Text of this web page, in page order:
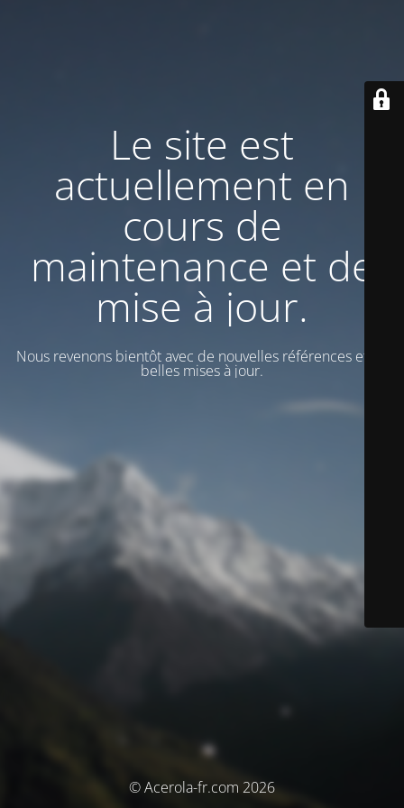
Le site est
actuellement en
cours de
maintenance et de
mise à jour.
Nous revenons bientôt avec de nouvelles références et de
belles mises à jour.
© Acerola-fr.com 2026